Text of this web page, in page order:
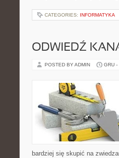
CATEGORIES: INFORMATYKA
ODWIEDŹ
POSTED BY ADMIN GRU -
bardziej się skupić na